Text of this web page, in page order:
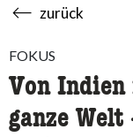
zurück
FOKUS
Von Indien
ganze